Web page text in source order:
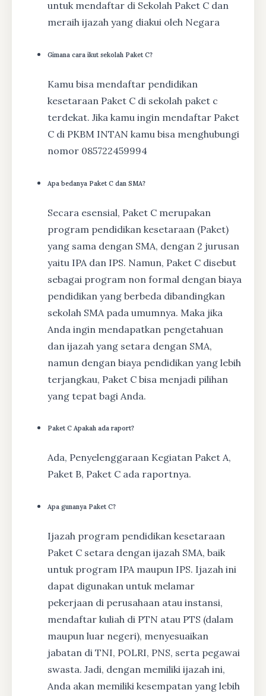
untuk mendaftar di Sekolah Paket C dan
meraih ijazah yang diakui oleh Negara
Gimana cara ikut sekolah Paket C?
Kamu bisa mendaftar pendidikan
kesetaraan Paket C di sekolah paket c
terdekat. Jika kamu ingin mendaftar Paket
C di PKBM INTAN kamu bisa menghubungi
nomor 085722459994
Apa bedanya Paket C dan SMA?
Secara esensial, Paket C merupakan
program pendidikan kesetaraan (Paket)
yang sama dengan SMA, dengan 2 jurusan
yaitu IPA dan IPS. Namun, Paket C disebut
sebagai program non formal dengan biaya
pendidikan yang berbeda dibandingkan
sekolah SMA pada umumnya. Maka jika
Anda ingin mendapatkan pengetahuan
dan ijazah yang setara dengan SMA,
namun dengan biaya pendidikan yang lebih
terjangkau, Paket C bisa menjadi pilihan
yang tepat bagi Anda.
Paket C Apakah ada raport?
Ada, Penyelenggaraan Kegiatan Paket A,
Paket B, Paket C ada raportnya.
Apa gunanya Paket C?
Ijazah program pendidikan kesetaraan
Paket C setara dengan ijazah SMA, baik
untuk program IPA maupun IPS. Ijazah ini
dapat digunakan untuk melamar
pekerjaan di perusahaan atau instansi,
mendaftar kuliah di PTN atau PTS (dalam
maupun luar negeri), menyesuaikan
jabatan di TNI, POLRI, PNS, serta pegawai
swasta. Jadi, dengan memiliki ijazah ini,
Anda akan memiliki kesempatan yang lebih